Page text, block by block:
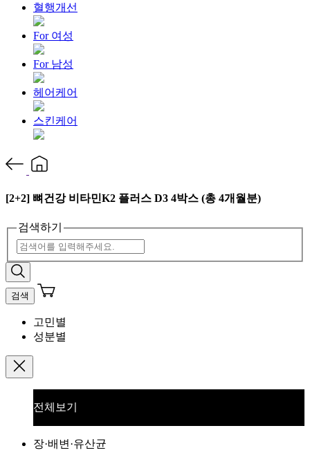
혈행개선
For 여성
For 남성
헤어케어
스킨케어
[2+2] 뼈건강 비타민K2 플러스 D3 4박스 (총 4개월분)
검색하기
검색
고민별
성분별
전체보기
장·배변·유산균